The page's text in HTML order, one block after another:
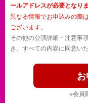
ールアドレスが必要となり
異なる情報でお申込みの際
ございます。
その他の公演詳細・注意事
き、すべての内容に同意い
※会員